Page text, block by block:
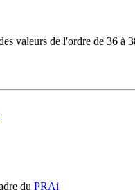
valeurs de l'ordre de 36
du PRAi